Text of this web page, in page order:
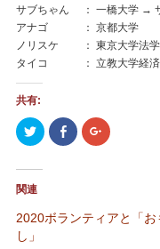
サブちゃん ： 一橋大学 →
アナゴ ： 京都大学
ノリスケ ： 東京大学法
タイコ ： 立教大学経済
共有:
ク
リ
し
共
有
Facebook
で
ク
リ
ク
リ
共
有
関連
2020ボランティアと「お
し」